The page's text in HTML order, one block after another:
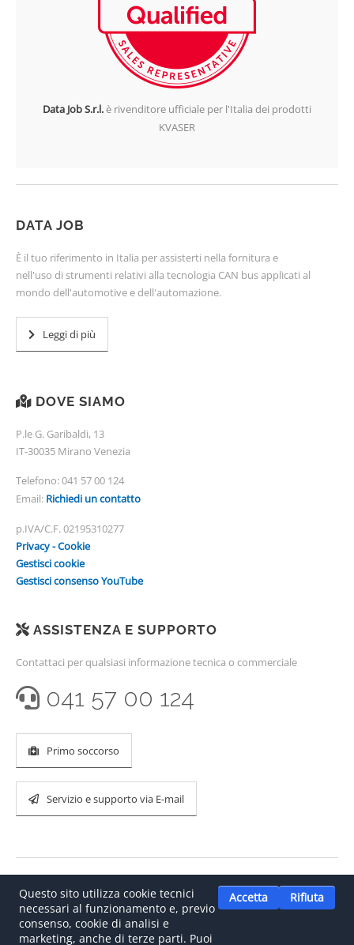
Data Job S.r.l.è rivenditore ufficiale per l'Italia dei prodotti
KVASER
DATA JOB
È il tuo riferimento in Italia per assisterti nella fornitura e
nell'uso di strumenti relativi alla tecnologia CAN bus applicati al
mondo dell'automotive e dell'automazione.
Leggi di più
DOVE SIAMO
P.le G. Garibaldi, 13
IT-30035 Mirano Venezia
Telefono:041 57 00 124
Email: Richiedi un contatto
p.IVA/C.F. 02195310277
Privacy - Cookie
Gestisci cookie
Gestisci consenso YouTube
ASSISTENZA E SUPPORTO
Contattaci per qualsiasi informazione tecnica o commerciale
041 57 00 124
Primo soccorso
Servizio e supporto via E-mail
Questo sito utilizza cookie tecnici
necessari al funzionamento e, previo
consenso, cookie di analisi e
marketing, anche di terze parti. Puoi
Accetta Rifiuta